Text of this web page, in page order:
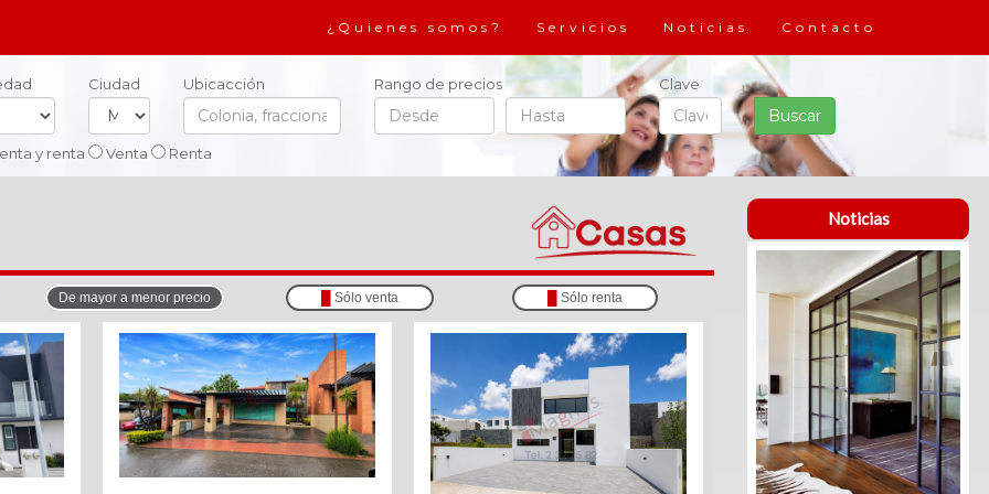
¿Quienes somos? Servicios Noticias Contacto
Ciudad Ubicacción Rango de precios Clave
y renta Venta Renta
De mayor a menor precio Sólo venta Sólo renta
Noticias